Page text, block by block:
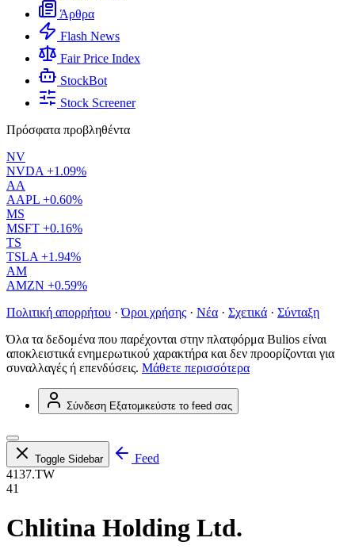
Άρθρα
Flash News
Fair Price Index
StockBot
Stock Screener
Πρόσφατα προβληθέντα
NV
NVDA +1.09%
AA
AAPL +0.60%
MS
MSFT +0.16%
TS
TSLA +1.94%
AM
AMZN +0.59%
Πολιτική απορρήτου · Όροι χρήσης · Νέα · Σχετικά · Σύνταξη
Όλα τα δεδομένα που παρέχονται στην πλατφόρμα Bulios είναι
αποκλειστικά ενημερωτικού χαρακτήρα και δεν προορίζονται για
συναλλαγές ή επενδύσεις. Μάθετε περισσότερα
Σύνδεση Εξατομικεύστε το feed σας
Toggle Sidebar
Feed
4137.TW
41
Chlitina Holding Ltd.